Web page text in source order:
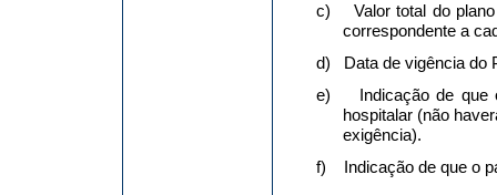
c)
Valor total do
correspondente a
d)
Data de vigência do
e)
Indicação de que
hospitalar (não
exigência).
f)
Indicação de que o